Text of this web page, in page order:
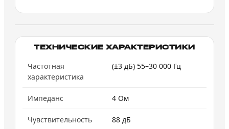
ТЕХНИЧЕСКИЕ ХАРАКТЕРИСТИКИ
Частотная
характеристика
(±3 дБ) 55–30 000 Гц
Импеданс 4 Ом
Чувствительность 88 дБ